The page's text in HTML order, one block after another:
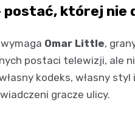
której nie
Omar Little,
postaci telewizji, ale
kodeks, własny
gracze ulicy.